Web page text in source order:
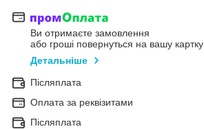
Ви отримаєте замовлення
або гроші повернуться на вашу картку
Детальніше
Післяплата
Оплата за реквізитами
Післяплата